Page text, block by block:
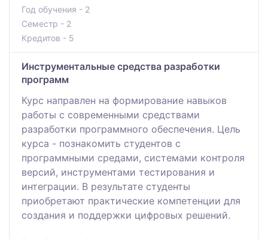
Год обучения - 2
Семестр - 2
Кредитов - 5
Инструментальные средства разработки
программ
Курс направлен на формирование навыков
работы с современными средствами
разработки программного обеспечения. Цель
курса - познакомить студентов с
программными средами, системами контроля
версий, инструментами тестирования и
интеграции. В результате студенты
приобретают практические компетенции для
создания и поддержки цифровых решений.